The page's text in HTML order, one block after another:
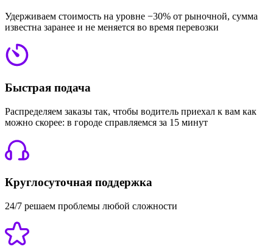
Удерживаем стоимость на уровне −30% от рыночной, сумма
известна заранее и не меняется во время перевозки
Быстрая подача
Распределяем заказы так, чтобы водитель приехал к вам как
можно скорее: в городе справляемся за 15 минут
Круглосуточная поддержка
24/7 решаем проблемы любой сложности